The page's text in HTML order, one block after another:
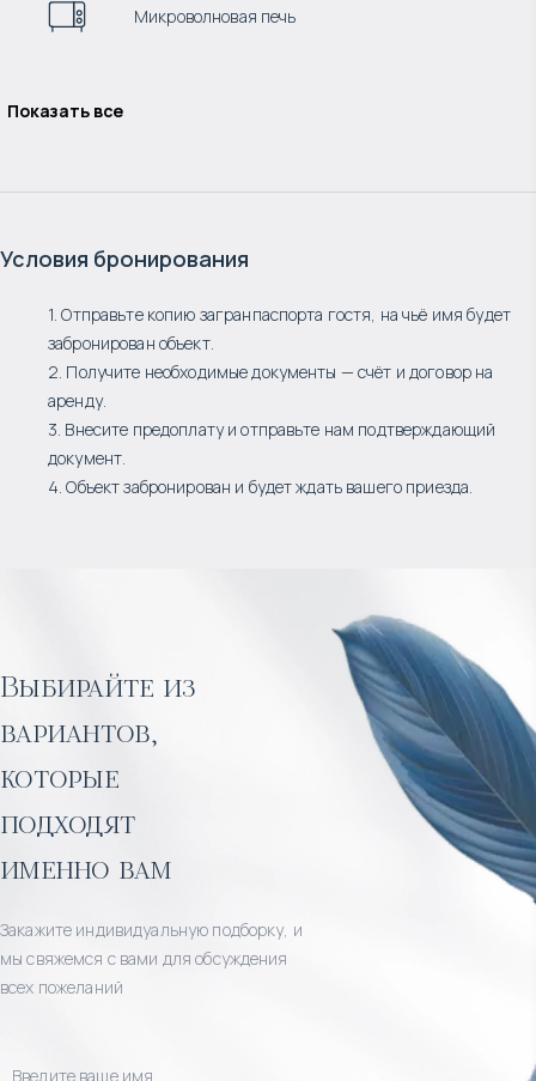
Микроволновая печь
Показать все
Условия бронирования
1. Отправьте копию загранпаспорта гостя, на чьё имя будет
забронирован объект.
2. Получите необходимые документы — счёт и договор на
аренду.
3. Внесите предоплату и отправьте нам подтверждающий
документ.
4. Объект забронирован и будет ждать вашего приезда.
Выбирайте из
вариантов,
которые
подходят
именно вам
Закажите индивидуальную подборку, и
мы свяжемся с вами для обсуждения
всех пожеланий